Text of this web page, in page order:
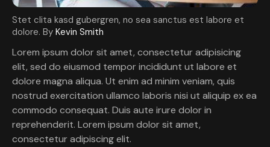
Stet clita kasd gubergren, no sea sanctus est labore et
dolore. By Kevin Smith
Lorem ipsum dolor sit amet, consectetur adipisicing
elit, sed do eiusmod tempor incididunt ut labore et
dolore magna aliqua. Ut enim ad minim veniam, quis
nostrud exercitation ullamco laboris nisi ut aliquip ex ea
commodo consequat. Duis aute irure dolor in
reprehenderit. Lorem ipsum dolor sit amet,
consectetur adipiscing elit.